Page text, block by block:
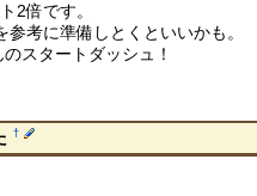
2倍です。
参考に準備しとくといいかも。
スタートダッシュ！
†